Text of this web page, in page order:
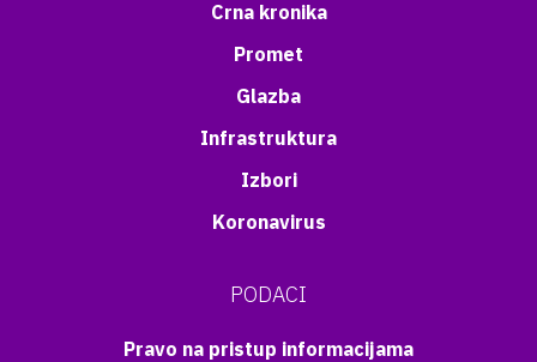
Crna kronika
Promet
Glazba
Infrastruktura
Izbori
Koronavirus
PODACI
Pravo na pristup informacijama